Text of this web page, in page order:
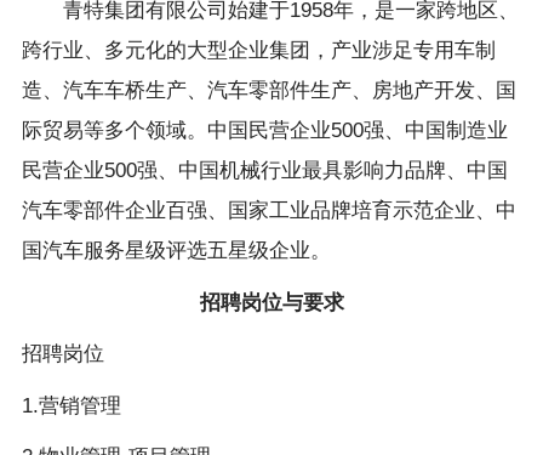
青特集团有限公司始建于1958年，是一家跨地区、
跨行业、多元化的大型企业集团，产业涉足专用车制
造、汽车车桥生产、汽车零部件生产、房地产开发、国
际贸易等多个领域。中国民营企业500强、中国制造业
民营企业500强、中国机械行业最具影响力品牌、中国
汽车零部件企业百强、国家工业品牌培育示范企业、中
国汽车服务星级评选五星级企业。
招聘岗位与要求
招聘岗位
1.营销管理